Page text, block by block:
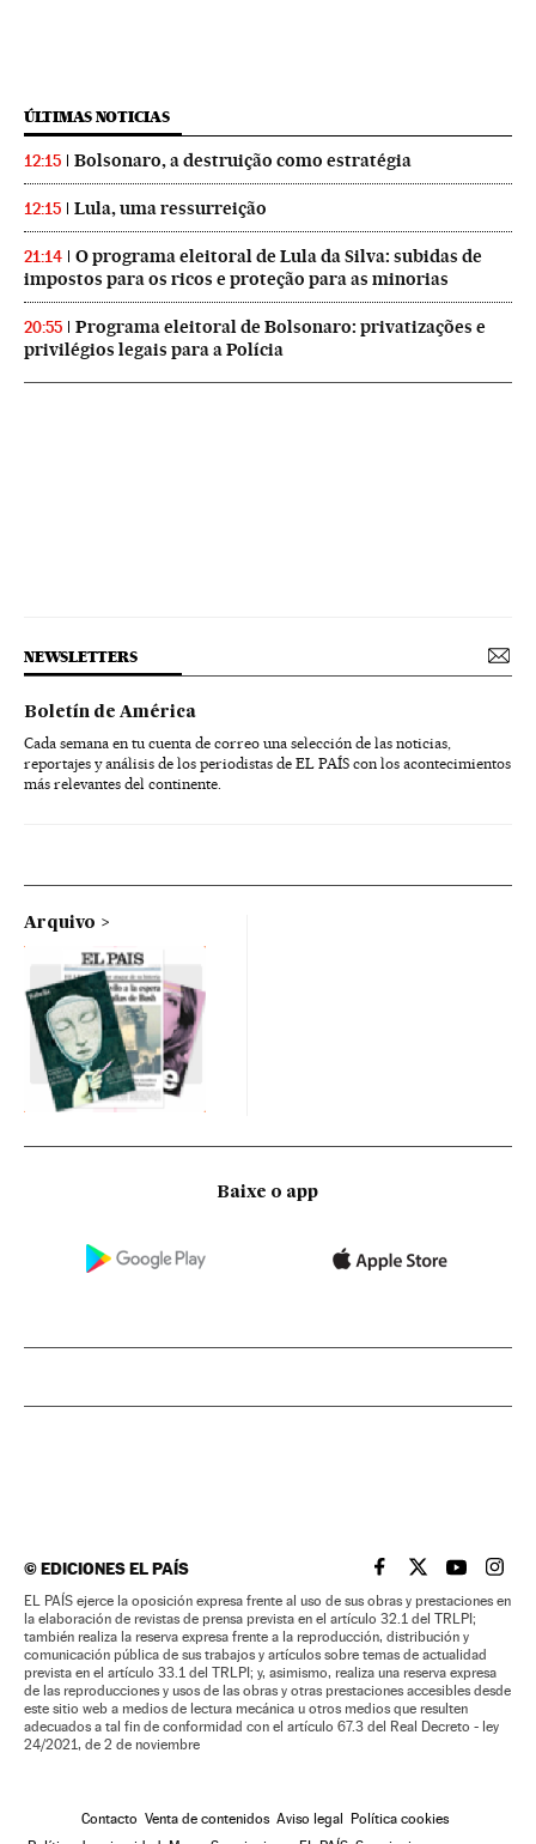
ÚLTIMAS NOTICIAS
12:15 Bolsonaro, a destruição como estratégia
12:15 Lula, uma ressurreição
21:14
O programa eleitoral de Lula da Silva: subidas de
impostos para os ricos e proteção para as minorias
20:55
Programa eleitoral de Bolsonaro: privatizações e
privilégios legais para a Polícia
NEWSLETTERS
Boletín de América
Cada semana en tu cuenta de correo una selección de las noticias,
reportajes y análisis de los periodistas de EL PAÍS con los acontecimientos
más relevantes del continente.
Arquivo
Baixe o app
©EDICIONES EL PAÍS EL PAÍS BRASIL EN
EL PAÍSEL PAÍS
EL
EL PAÍS ejerce la oposición expresa frente al uso de sus obras y prestaciones en
la elaboración de revistas de prensa prevista en el artículo 32.1 del TRLPI;
también realiza la reserva expresa frente a la reproducción, distribución y
comunicación pública de sus trabajos y artículos sobre temas de actualidad
prevista en el artículo 33.1 del TRLPI; y, asimismo, realiza una reserva expresa
de las reproducciones y usos de las obras y otras prestaciones accesibles desde
este sitio web a medios de lectura mecánica u otros medios que resulten
adecuados a tal fin de conformidad con el artículo 67.3 del Real Decreto - ley
24/2021, de 2 de noviembre
Contacto Venta de contenidos Aviso legal Política cookies